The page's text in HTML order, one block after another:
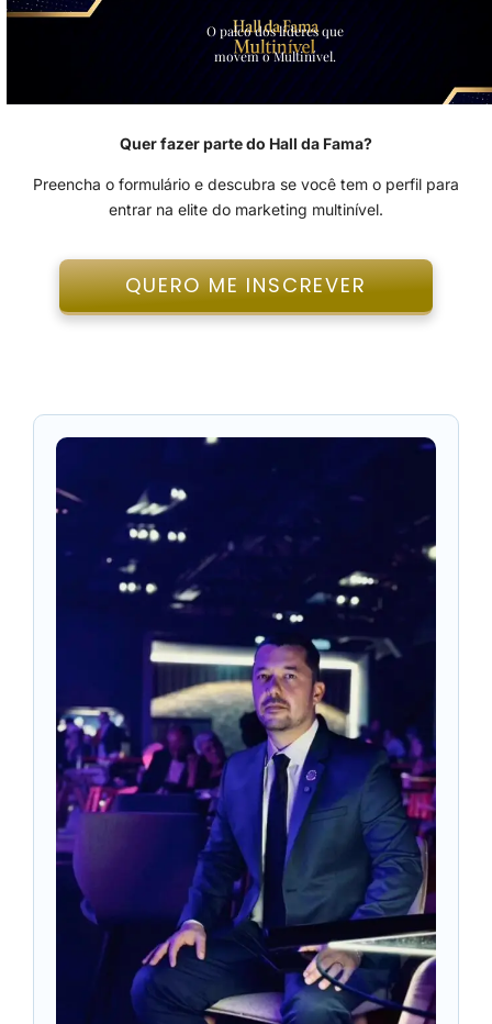
O palco dos líderes que
movem o Multinível.
Quer fazer parte do Hall da Fama?
Preencha o formulário e descubra se você tem o perfil para
entrar na elite do marketing multinível.
QUERO ME INSCREVER